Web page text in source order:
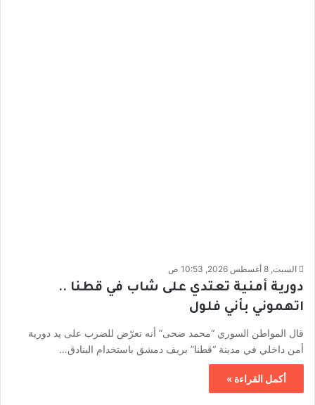
السبت, 8 أغسطس 2026, 10:53 ص
دورية أمنية تعتدي على شاب في قطنا ..
اتهموني بأني فلول
قال المواطن السوري “محمد ضحى” أنه تعرّض للضرب على يد دورية
أمن داخلي في مدينة “قطنا” بريف دمشق باستخدام البنادق…
أكمل القراءة »